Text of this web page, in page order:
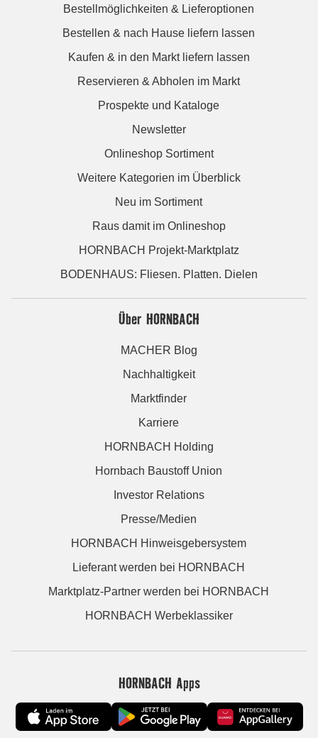
Bestellmöglichkeiten & Lieferoptionen
Bestellen & nach Hause liefern lassen
Kaufen & in den Markt liefern lassen
Reservieren & Abholen im Markt
Prospekte und Kataloge
Newsletter
Onlineshop Sortiment
Weitere Kategorien im Überblick
Neu im Sortiment
Raus damit im Onlineshop
HORNBACH Projekt-Marktplatz
BODENHAUS: Fliesen. Platten. Dielen
Über HORNBACH
MACHER Blog
Nachhaltigkeit
Marktfinder
Karriere
HORNBACH Holding
Hornbach Baustoff Union
Investor Relations
Presse/Medien
HORNBACH Hinweisgebersystem
Lieferant werden bei HORNBACH
Marktplatz-Partner werden bei HORNBACH
HORNBACH Werbeklassiker
HORNBACH Apps